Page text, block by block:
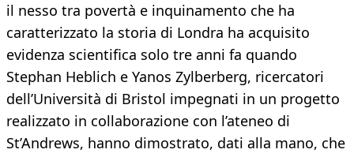
il nesso tra povertà e inquinamento che ha
caratterizzato la storia di Londra ha acquisito
evidenza scientifica solo tre anni fa quando
Stephan Heblich e Yanos Zylberberg, ricercatori
dell’Università di Bristol impegnati in un progetto
realizzato in collaborazione con l’ateneo di
St’Andrews, hanno dimostrato, dati alla mano, che